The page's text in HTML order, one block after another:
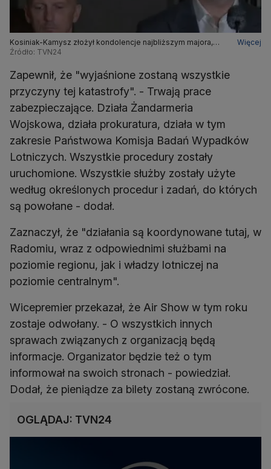
Kosiniak-Kamysz złożył kondolencje najbliższym majora,
który zginął w katastrofie F-16
Więcej
Źródło: TVN24
Zapewnił, że "wyjaśnione zostaną wszystkie
przyczyny tej katastrofy". - Trwają prace
zabezpieczające. Działa Żandarmeria
Wojskowa, działa prokuratura, działa w tym
zakresie Państwowa Komisja Badań Wypadków
Lotniczych. Wszystkie procedury zostały
uruchomione. Wszystkie służby zostały użyte
według określonych procedur i zadań, do których
są powołane - dodał.
Zaznaczył, że "działania są koordynowane tutaj, w
Radomiu, wraz z odpowiednimi służbami na
poziomie regionu, jak i władzy lotniczej na
poziomie centralnym".
Wicepremier przekazał, że Air Show w tym roku
zostaje odwołany. - O wszystkich innych
sprawach związanych z organizacją będą
informacje. Organizator będzie też o tym
informował na swoich stronach - powiedział.
Dodał, że pieniądze za bilety zostaną zwrócone.
OGLĄDAJ: TVN24